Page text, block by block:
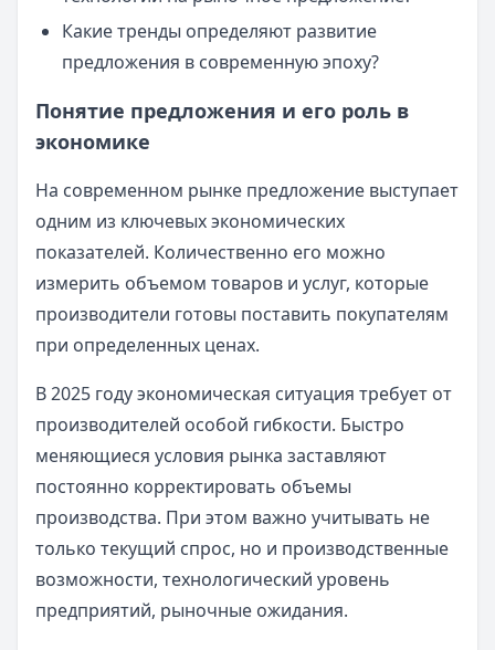
Какие тренды определяют развитие
предложения в современную эпоху?
Понятие предложения и его роль в
экономике
На современном рынке предложение выступает
одним из ключевых экономических
показателей. Количественно его можно
измерить объемом товаров и услуг, которые
производители готовы поставить покупателям
при определенных ценах.
В 2025 году экономическая ситуация требует от
производителей особой гибкости. Быстро
меняющиеся условия рынка заставляют
постоянно корректировать объемы
производства. При этом важно учитывать не
только текущий спрос, но и производственные
возможности, технологический уровень
предприятий, рыночные ожидания.